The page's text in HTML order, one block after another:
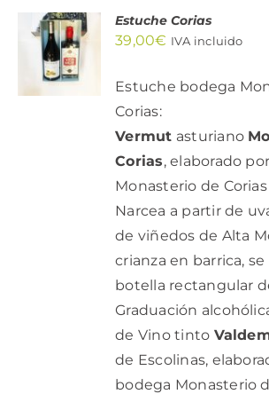
AÑADIR
AL
CARRITO
/
Estuche Corias
39,00€ IVA incluido
Estuche bodega
Corias:
Vermut asturiano
Corias, elaborado
Monasterio de
Narcea a partir de
de viñedos de Alta
crianza en barrica,
botella rectangular
Graduación
de Vino tinto
de Escolinas,
bodega Monasterio